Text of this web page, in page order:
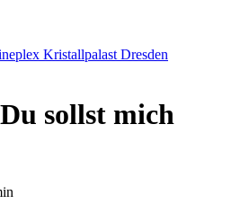
Kristallpalast Dresden
sollst mich